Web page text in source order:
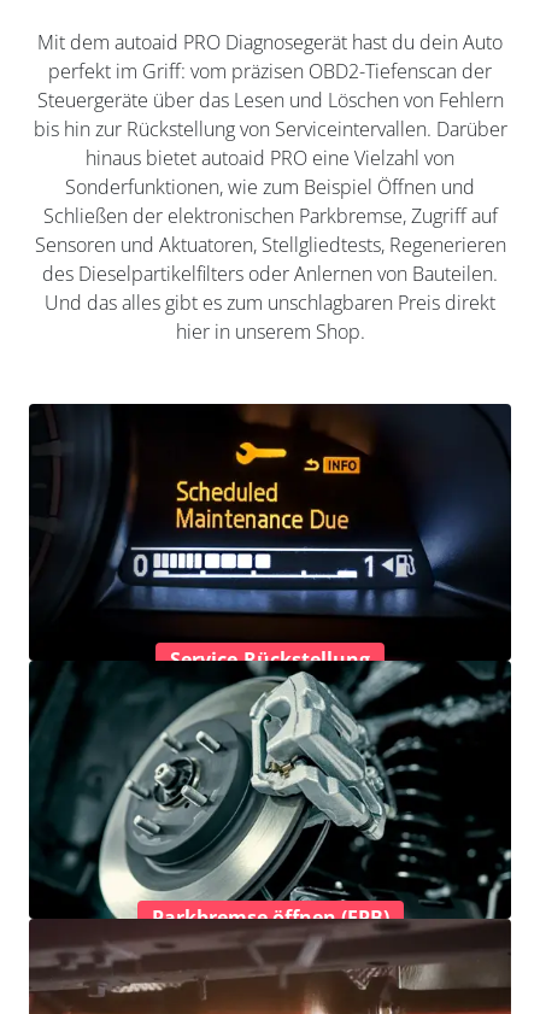
Mit dem autoaid PRO Diagnosegerät hast du dein Auto
perfekt im Griff: vom präzisen OBD2-Tiefenscan der
Steuergeräte über das Lesen und Löschen von Fehlern
bis hin zur Rückstellung von Serviceintervallen. Darüber
hinaus bietet autoaid PRO eine Vielzahl von
Sonderfunktionen, wie zum Beispiel Öffnen und
Schließen der elektronischen Parkbremse, Zugriff auf
Sensoren und Aktuatoren, Stellgliedtests, Regenerieren
des Dieselpartikelfilters oder Anlernen von Bauteilen.
Und das alles gibt es zum unschlagbaren Preis direkt
hier in unserem Shop.
Service-Rückstellung
Parkbremse öffnen (EPB)